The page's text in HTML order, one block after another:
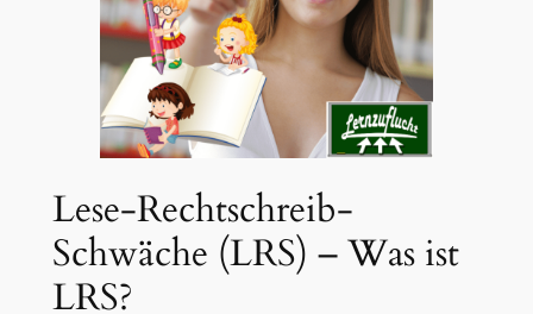
Lese-Rechtschreib-
Schwäche (LRS) – Was ist
LRS?